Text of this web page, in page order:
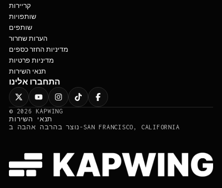
קריירות
שותפויות
שותפים
הערות שחרור
מדיניות החזר כספים
מדיניות פרטיות
תנאי השירות
התחברו אלינו
© 2026
KAPWING
תנאי השירות
נוצר בהרבה אהבה ב-SAN FRANCISCO, CALIFORNIA